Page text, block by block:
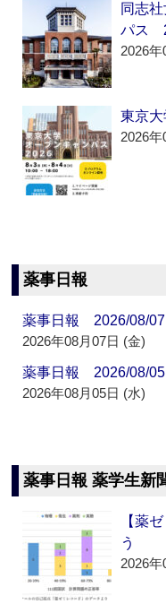
同志
パス
2026
東京
2026
薬事日報
薬事日報 2026/08/07
2026年08月07日 (金)
薬事日報 2026/08/05
2026年08月05日 (水)
薬事日報 薬学生新
【薬
う
2026